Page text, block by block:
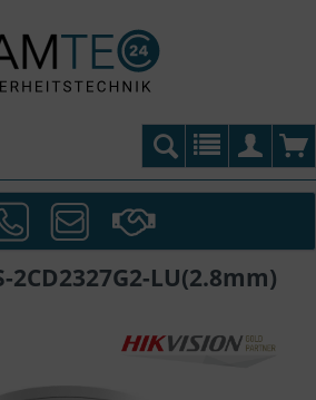
2CD2327G2-LU(2.8mm)